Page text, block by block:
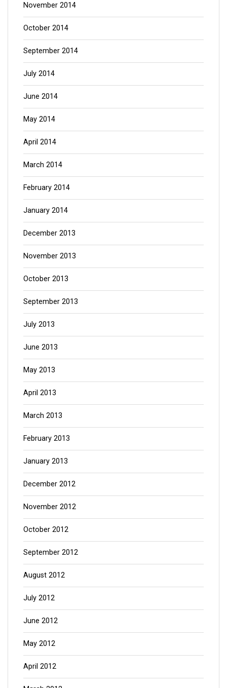
November 2014
October 2014
September 2014
July 2014
June 2014
May 2014
April 2014
March 2014
February 2014
January 2014
December 2013
November 2013
October 2013
September 2013
July 2013
June 2013
May 2013
April 2013
March 2013
February 2013
January 2013
December 2012
November 2012
October 2012
September 2012
August 2012
July 2012
June 2012
May 2012
April 2012